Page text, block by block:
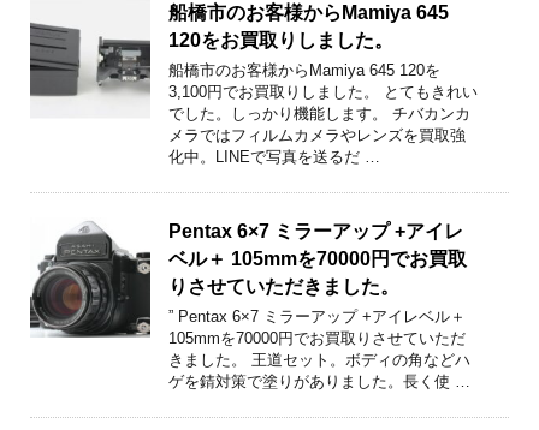
船橋市のお客様からMamiya 645
120をお買取りしました。
船橋市のお客様からMamiya 645 120を
3,100円でお買取りしました。 とてもきれい
でした。しっかり機能します。 チバカンカ
メラではフィルムカメラやレンズを買取強
化中。LINEで写真を送るだ …
Pentax 6×7 ミラーアップ +アイレ
ベル＋ 105mmを70000円でお買取
りさせていただきました。
” Pentax 6×7 ミラーアップ +アイレベル＋
105mmを70000円でお買取りさせていただ
きました。 王道セット。ボディの角などハ
ゲを錆対策で塗りがありました。長く使 …